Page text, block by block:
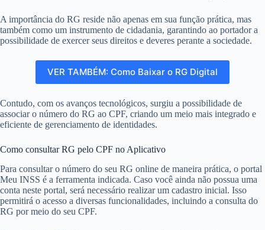
A importância do RG reside não apenas em sua função prática, mas
também como um instrumento de cidadania, garantindo ao portador a
possibilidade de exercer seus direitos e deveres perante a sociedade.
VER TAMBÉM: Como Baixar o RG Digital
Contudo, com os avanços tecnológicos, surgiu a possibilidade de
associar o número do RG ao CPF, criando um meio mais integrado e
eficiente de gerenciamento de identidades.
Como consultar RG pelo CPF no Aplicativo
Para consultar o número do seu RG online de maneira prática, o portal
Meu INSS é a ferramenta indicada. Caso você ainda não possua uma
conta neste portal, será necessário realizar um cadastro inicial. Isso
permitirá o acesso a diversas funcionalidades, incluindo a consulta do
RG por meio do seu CPF.